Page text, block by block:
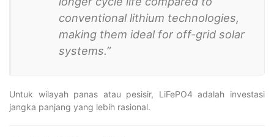
conventional lithium technologies,
making them ideal for off-grid solar
systems.”
Untuk wilayah panas atau pesisir, LiFePO4 adalah investasi
jangka panjang yang lebih rasional.